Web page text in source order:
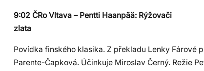
9:02 ČRo Vltava – Pentti Haanpää: Rýžovači
zlata
Povídka finského klasika. Z překladu Lenky Fárové
Parente-Čapková. Účinkuje Miroslav Černý. Režie